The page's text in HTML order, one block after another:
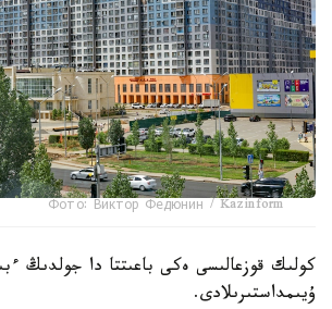
Фото: Виктор Федюнин / Kazinform
كولىك قوزعالىسى ەكى باعىتتا دا جولدىڭ
ۇيىمداستىرىلادى.